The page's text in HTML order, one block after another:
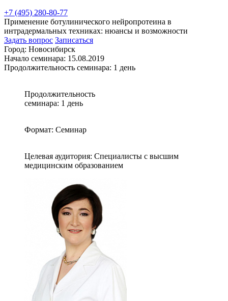
+7 (495) 280-80-77
Применение ботулинического нейропротеина в
интрадермальных техниках: нюансы и возможности
Задать вопрос Записаться
Город: Новосибирск
Начало семинара: 15.08.2019
Продолжительность семинара: 1 день
Продолжительность
семинара: 1 день
Формат: Семинар
Целевая аудитория: Специалисты с высшим
медицинским образованием